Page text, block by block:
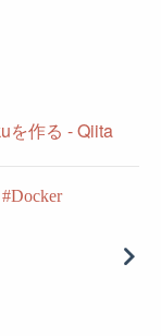
を作る - Qiita
Docker